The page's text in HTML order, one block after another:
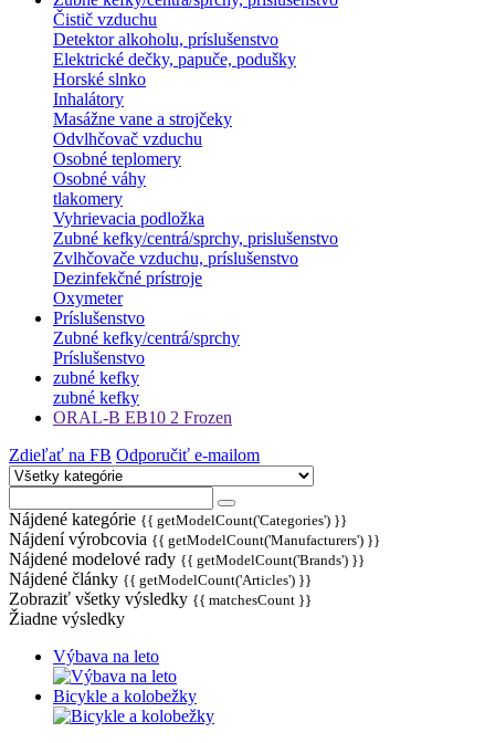
Čistič vzduchu
Detektor alkoholu, príslušenstvo
Elektrické dečky, papuče, podušky
Horské slnko
Inhalátory
Masážne vane a strojčeky
Odvlhčovač vzduchu
Osobné teplomery
Osobné váhy
tlakomery
Vyhrievacia podložka
Zubné kefky/centrá/sprchy, prislušenstvo
Zvlhčovače vzduchu, príslušenstvo
Dezinfekčné prístroje
Oxymeter
Príslušenstvo
Zubné kefky/centrá/sprchy
Príslušenstvo
zubné kefky
zubné kefky
ORAL-B EB10 2 Frozen
Zdieľať na FB Odporučiť e-mailom
Nájdené kategórie {{ getModelCount('Categories') }}
Nájdení výrobcovia {{ getModelCount('Manufacturers') }}
Nájdené modelové rady {{ getModelCount('Brands') }}
Nájdené články {{ getModelCount('Articles') }}
Zobraziť všetky výsledky {{ matchesCount }}
Žiadne výsledky
Výbava na leto
Bicykle a kolobežky